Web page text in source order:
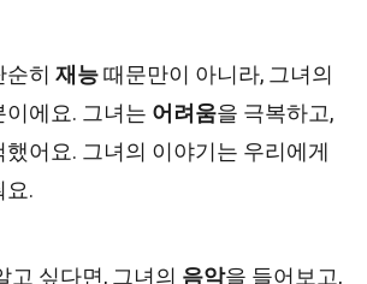
순히 재능때문만이 아니라, 그녀의
이에요. 그녀는 어려움을 극복하고,
했어요. 그녀의 이야기는 우리에게
요.
고 싶다면, 그녀의 음악을 들어보고,